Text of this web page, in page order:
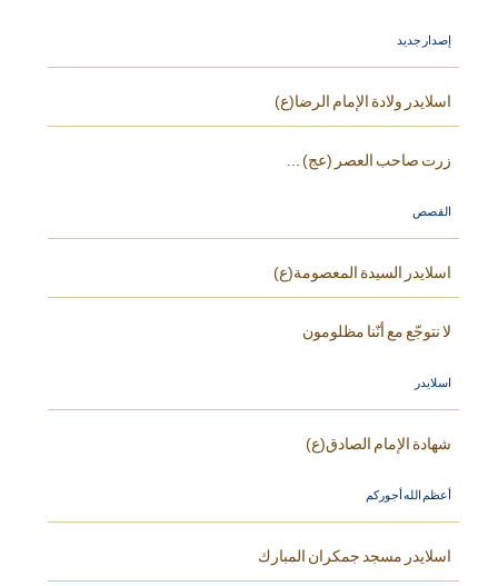
إصدار جديد
اسلايدر ولادة الإمام الرضا(ع)
زرت صاحب العصر (عج) ...
القصص
اسلايدر السيدة المعصومة(ع)
لا نتوجّع مع أنّنا مظلومون
اسلايدر
شهادة الإمام الصادق(ع)
أعظم الله أجوركم
اسلايدر مسجد جمكران المبارك